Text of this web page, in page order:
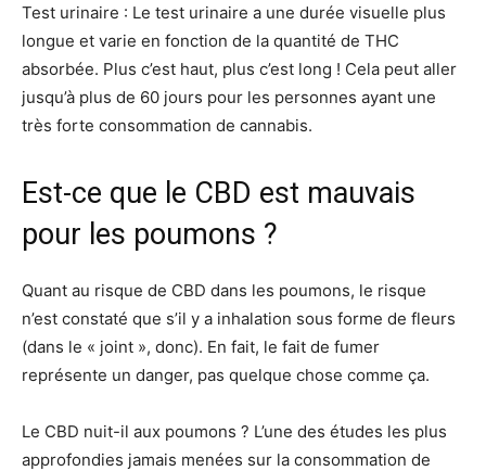
Test urinaire : Le test urinaire a une durée visuelle plus
longue et varie en fonction de la quantité de THC
absorbée. Plus c’est haut, plus c’est long ! Cela peut aller
jusqu’à plus de 60 jours pour les personnes ayant une
très forte consommation de cannabis.
Est-ce que le CBD est mauvais
pour les poumons ?
Quant au risque de CBD dans les poumons, le risque
n’est constaté que s’il y a inhalation sous forme de fleurs
(dans le « joint », donc). En fait, le fait de fumer
représente un danger, pas quelque chose comme ça.
Le CBD nuit-il aux poumons ? L’une des études les plus
approfondies jamais menées sur la consommation de